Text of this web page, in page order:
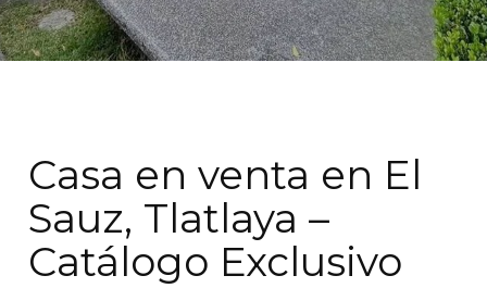
Casa en venta en El
Sauz, Tlatlaya –
Catálogo Exclusivo